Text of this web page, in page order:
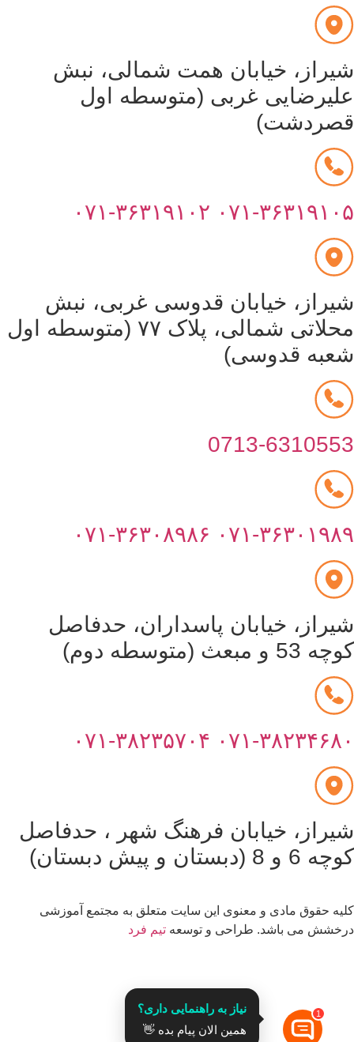
خیابان همت شمالی، نبش
غربی (متوسطه اول
۳۶۳۱۹۱۰۵ ۰۷۱-۳۶۳۱۹۱۰۲
خیابان قدوسی غربی، نبش
محلاتی شمالی، پلاک ۷۷ (متوسطه اول
قدوسی)
0713-
۳۶۳۰۱۹۸۹ ۰۷۱-۳۶۳۰۸۹۸۶
خیابان پاسداران، حدفاصل
و مبعث (متوسطه دوم)
۳۸۲۳۴۶۸۰ ۰۷۱-۳۸۲۳۵۷۰۴
خیابان فرهنگ شهر ، حدفاصل
8 (دبستان و پیش دبستان)
حقوق مادی و معنوی این سایت متعلق به مجتمع آموزشی
می باشد. طراحی و توسعهتیم فرد
نیاز به راهنمایی داری؟
همین الان پیام بده 👋